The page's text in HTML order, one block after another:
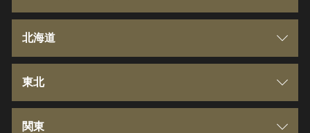
北海道
北海道
東北
青森県
関東